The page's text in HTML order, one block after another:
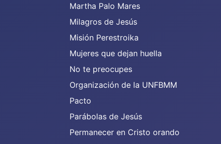
Martha Palo Mares
Milagros de Jesús
Misión Perestroika
Mujeres que dejan huella
No te preocupes
Organización de la UNFBMM
Pacto
Parábolas de Jesús
Permanecer en Cristo orando